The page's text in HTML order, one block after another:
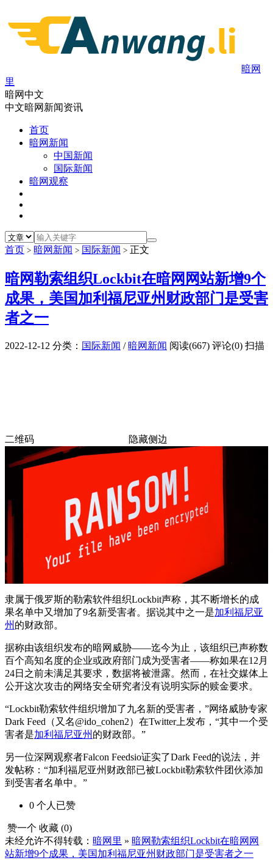
暗网
里
暗网中文
中文暗网新闻资讯
首页
暗网新闻
中国新闻
国际新闻
暗网观察
首页 > 暗网新闻 > 国际新闻 > 正文
暗网勒索组织Lockbit在暗网网站新增9个
成果，美国加利福尼亚州财政部门是受害
者之一
2022-12-12 分类： 国际新闻 / 暗网新闻 阅读(667) 评论(0) 扫描
二维码 隐藏侧边
隶属于俄罗斯的勒索软件组织Lockbit声称，其不断增长的成
果名单中又增加了9名新受害者。据说其中之一是加利福尼亚
州 的财政部。
据称由该组织发布的暗网威胁——迄今为止，该组织已声称数
百个高知名度的企业或政府部门成为受害者——称如果在12月
24日之前未满足其要求，数据将被泄露。然而，在社交媒体上
公开这次攻击的网络安全研究者没有说明实际的赎金要求。
“Lockbit勒索软件组织增加了九名新的受害者，”网络威胁专家
Dark Feed（又名@ido_cohen2）在Twitter上发布，“其中一个受
害者是加利福尼亚州 的财政部。”
另一位深网观察者Falcon Feedsio证实了Dark Feed的说法，并
发帖称：“加利福尼亚州财政部已被Lockbit勒索软件团伙添加
到受害者名单中。”
0 个人 已赞
赞一个 收藏 (0)
未经允许不得转载： 暗网里 » 暗网勒索组织Lockbit在暗网网
站新增9个成果，美国加利福尼亚州财政部门是受害者之一